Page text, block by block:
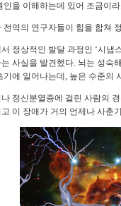
인을 이해하는데 있어 조금이
전역의 연구자들이 힘을 합쳐
서 정상적인 발달 과정인 ‘시냅
는 사실을 발견했다. 뇌는 성숙
기에 일어나는데, 높은 수준의
나 정신분열증에 걸린 사람의
고 이 장애가 거의 언제나 사춘